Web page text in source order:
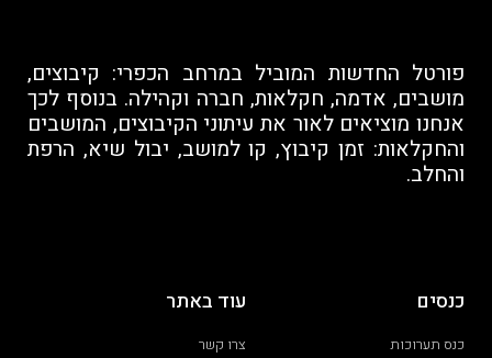
פורטל החדשות המוביל במרחב הכפרי: קיבוצים,
מושבים, אדמה, חקלאות, חברה וקהילה. בנוסף לכך
אנחנו מוציאים לאור את עיתוני הקיבוצים, המושבים
והחקלאות: זמן קיבוץ, קו למושב, יבול שיא, הרפת
והחלב.
כנסים
כנס תערוכות
עוד באתר
צרו קשר